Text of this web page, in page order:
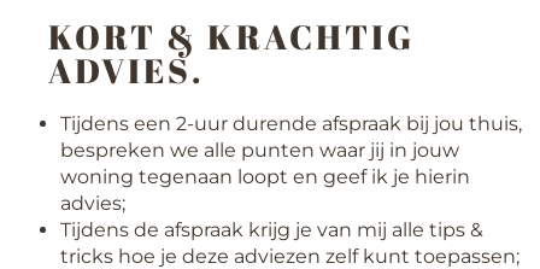
KORT & KRACHTIG
ADVIES.
Tijdens een 2-uur durende afspraak bij jou thuis,
bespreken we alle punten waar jij in jouw
woning tegenaan loopt en geef ik je hierin
advies;
Tijdens de afspraak krijg je van mij alle tips &
tricks hoe je deze adviezen zelf kunt toepassen;